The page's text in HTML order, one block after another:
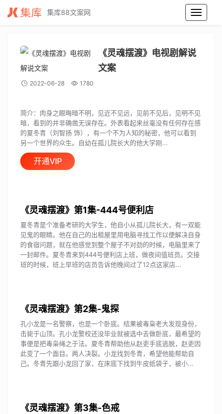
《灵魂摆渡》电视剧解说文案集库88文案网
《灵魂摆渡》电视剧解说
文案
2022-06-28 1780
简介：肉身之眼晦暗不明，见近不见远，见前不见后，见明不见
暗，看到的并非确凿无误存在。外表看起来丝毫没有任何存在感
的夏冬青（刘智扬 饰），有一个不为人知的秘密，他可以看到
另一个世界的众生。自幼在孤儿院长大的他大学刚...
开通VIP
《灵魂摆渡》第1集-444号便利店
夏冬青是个准备考研的大学生，他自小从孤儿院长大，有一双能
见鬼的眼睛。他在自己的出租屋里用电脑寻找工作以便解决自身
的食宿问题，就在他感觉到整个屋子不对劲的时候，电脑里来了
一封邮件。夏冬青来到444号便利店上班，做夜间值班员。交接
班的时候，班上早班的店员告诉他晚间过了12点这家店...
《灵魂摆渡》第2集-鬼探
孔小龙是一名警察，也是一个卧底。结果被毒枭老大发现身份，
击毙于山顶。孔小龙警校还没毕业就被选中去做卧底，最希望的
事便是把毒枭绳之于法。夏冬青帮助他从赵吏手底逃脱，赵吏因
此变了一个面目。两人决裂。小龙找到冬青，希望他能帮助自
己。冬青先跟小龙回了家，在床底下找到牛皮纸袋子，被小...
《灵魂摆渡》第3集-色戒